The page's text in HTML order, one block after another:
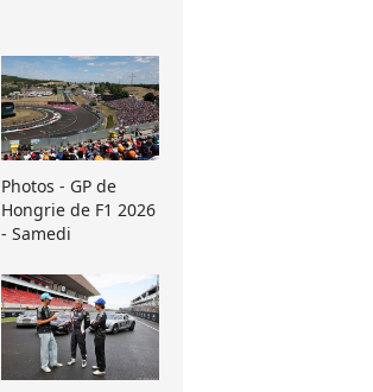
Photos - GP de
Hongrie de F1 2026
- Samedi